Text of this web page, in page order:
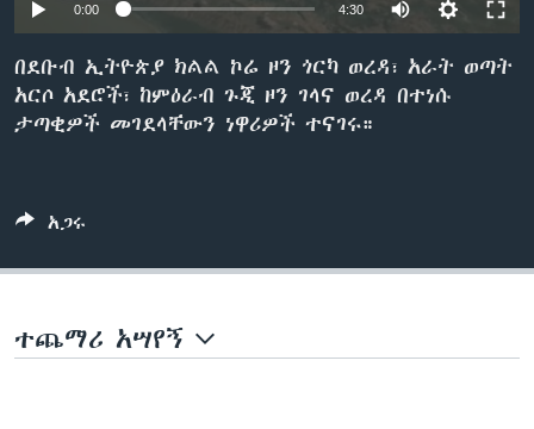
0:00 4:30
በደቡብ ኢትዮጵያ ክልል ኮሬ ዞን ጎርካ ወረዳ፣ አራት ወጣት
አርሶ አደሮች፣ ከምዕራብ ጉጂ ዞን ገላና ወረዳ በተነሱ
ታጣቂዎች መገደላቸውን ነዋሪዎች ተናገሩ።
አጋሩ
ተጨማሪ አሣየኝ